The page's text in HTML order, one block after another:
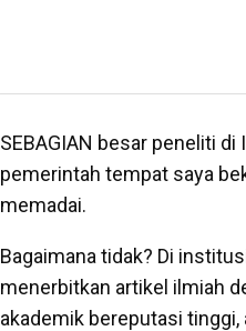
SEBAGIAN besar peneliti
pemerintah tempat saya
memadai.
Bagaimana tidak? Di
menerbitkan artikel ilmiah
akademik bereputasi